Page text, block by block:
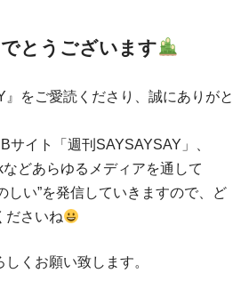
とうございます
』をご愛読くださり、誠にありがと
サイト「週刊SAYSAYSAY」、
などあらゆるメディアを通して
しい”を発信していきますので、ど
ださいね
くお願い致します。